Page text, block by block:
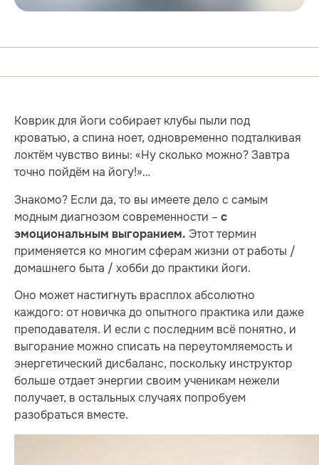
Коврик для йоги собирает клубы пыли под
кроватью, а спина ноет, одновременно подталкивая
локтём чувство вины: «Ну сколько можно? Завтра
точно пойдём на йогу!»…
Знакомо? Если да, то вы имеете дело с самым
модным диагнозом современности – с
эмоциональным выгоранием. Этот термин
применяется ко многим сферам жизни от работы /
домашнего быта / хобби до практики йоги.
Оно может настигнуть врасплох абсолютно
каждого: от новичка до опытного практика или даже
преподавателя. И если с последним всё понятно, и
выгорание можно списать на переутомляемость и
энергетический дисбаланс, поскольку инструктор
больше отдает энергии своим ученикам нежели
получает, в остальных случаях попробуем
разобраться вместе.